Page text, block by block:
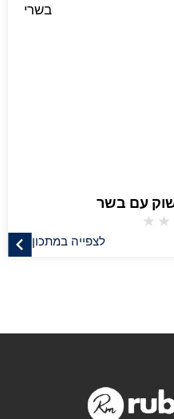
בשרי
עם בשר
★
★
לצפייה במתכון